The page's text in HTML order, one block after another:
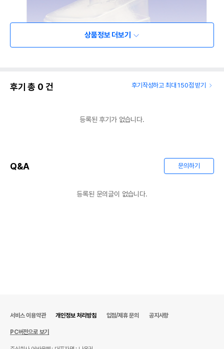
품명 및 모델명
상품상세설명 참조
유통기한
이후인 상품이 출고됩니다.
상품정보 더보기
후기 총 0 건 후기작성하고 최대 150점 받기
등록된 후기가 없습니다.
Q&A 문의하기
등록된 문의글이 없습니다.
서비스 이용약관 개인정보 처리방침 입점/제휴 문의 공지사항
PC버전으로 보기